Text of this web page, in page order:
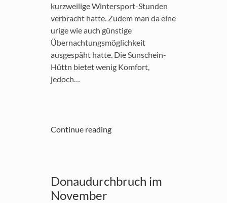
kurzweilige Wintersport-Stunden
verbracht hatte. Zudem man da eine
urige wie auch günstige
Übernachtungsmöglichkeit
ausgespäht hatte. Die Sunschein-
Hüttn bietet wenig Komfort,
jedoch…
Continue reading
Donaudurchbruch im
November